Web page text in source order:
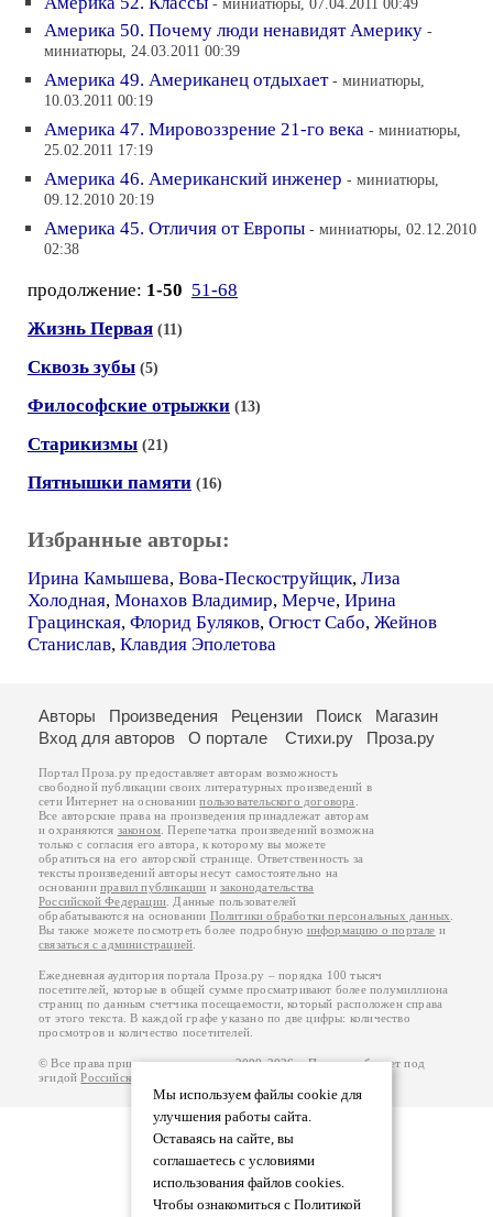
Америка 50. Почему люди ненавидят Америку -
миниатюры, 24.03.2011 00:39
Америка 49. Американец отдыхает - миниатюры,
10.03.2011 00:19
Америка 47. Мировоззрение 21-го века - миниатюры,
25.02.2011 17:19
Америка 46. Американский инженер - миниатюры,
09.12.2010 20:19
Америка 45. Отличия от Европы - миниатюры, 02.12.2010
02:38
продолжение: 1-50 51-68
Жизнь Первая (11)
Сквозь зубы (5)
Философские отрыжки (13)
Старикизмы (21)
Пятнышки памяти (16)
Избранные авторы:
Ирина Камышева, Вова-Пескоструйщик, Лиза
Холодная, Монахов Владимир, Мерче, Ирина
Грацинская, Флорид Буляков, Огюст Сабо, Жейнов
Станислав, Клавдия Эполетова
Мы используем файлы cookie для
улучшения работы сайта.
Оставаясь на сайте, вы
соглашаетесь с условиями
использования файлов cookies.
Чтобы ознакомиться с Политикой
Авторы Произведения Рецензии Поиск
Магазин
Вход для авторов
О портале Стихи.ру Проза.ру
Портал Проза.ру предоставляет авторам возможность
свободной публикации своих литературных произведений в
сети Интернет на основаниипользовательского договора
Все авторские права на произведения принадлежат авторам
и охраняются законом . Перепечатка произведений возможна
только с согласия его автора, к которому вы можете
обратиться на его авторской странице. Ответственность за
тексты произведений авторы несут самостоятельно на
основанииправил публикации изаконодательства
Российской Федерации . Данные пользователей
обрабатываются на основании Политики обработки персональных данных
Вы также можете посмотреть более подробную информацию о портале и
связаться с администрацией
Ежедневная аудитория портала Проза.ру – порядка 100 тысяч
посетителей, которые в общей сумме просматривают более полумиллиона
страниц по данным счетчика посещаемости, который расположен справа
от этого текста. В каждой графе указано по две цифры: количество
просмотров и количество посетителей.
© Все права принадлежат авторам, 2000-2026. Портал работает под
эгидойРоссийского союза писателей